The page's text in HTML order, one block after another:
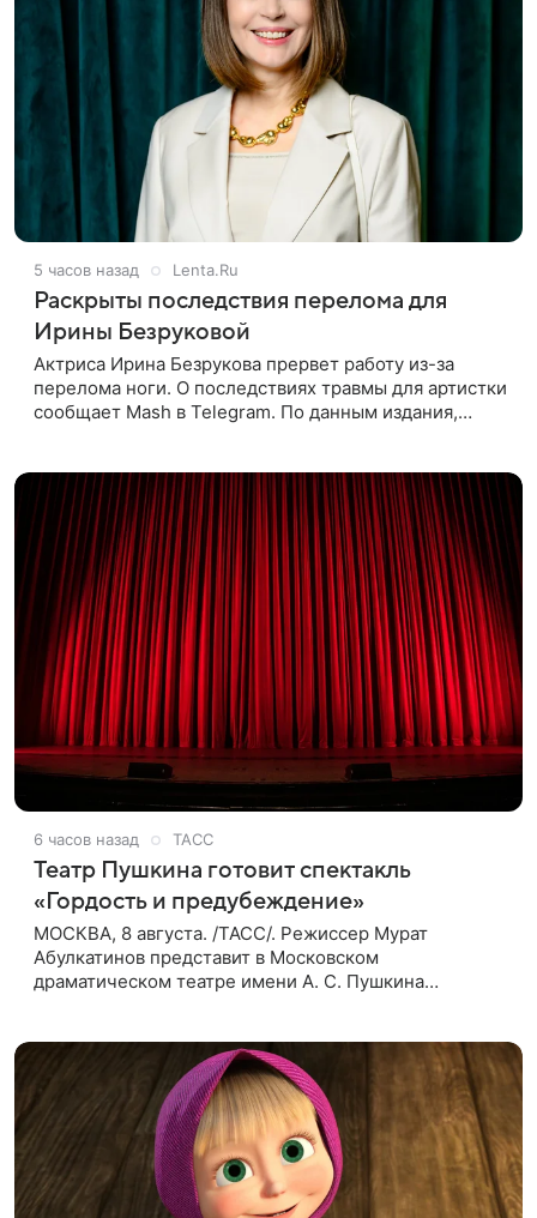
5 часов назад Lenta.Ru
Раскрыты последствия перелома для
Ирины Безруковой
Актриса Ирина Безрукова прервет работу из-за
перелома ноги. О последствиях травмы для артистки
сообщает Mash в Telegram. По данным издания,
6 часов назад ТАСС
Театр Пушкина готовит спектакль
«Гордость и предубеждение»
МОСКВА, 8 августа. /ТАСС/. Режиссер Мурат
Абулкатинов представит в Московском
драматическом театре имени А. С. Пушкина